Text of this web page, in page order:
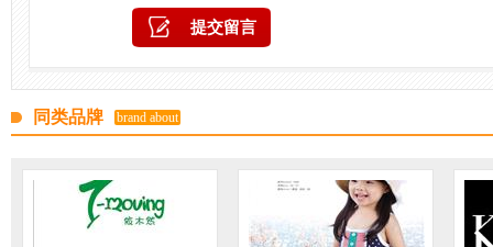
同类品牌 brand about